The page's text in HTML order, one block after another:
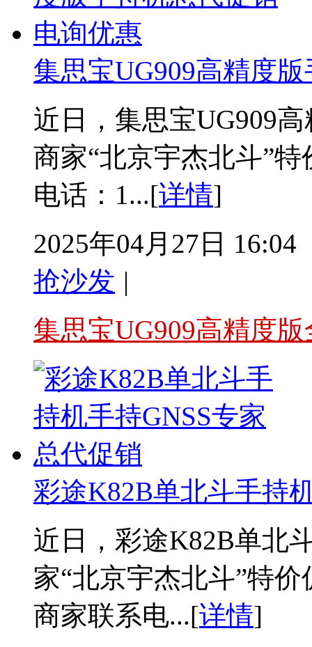
集思宝UG909高精度
近日，集思宝UG909
商家“北京宇杰北斗”
电话：1...[详情]
2025年04月27日 16:04
抢沙发 |
集思宝UG909高精度
彩途K82B单北斗手持
近日，彩途K82B单北
家“北京宇杰北斗”特
商家联系电...[详情]